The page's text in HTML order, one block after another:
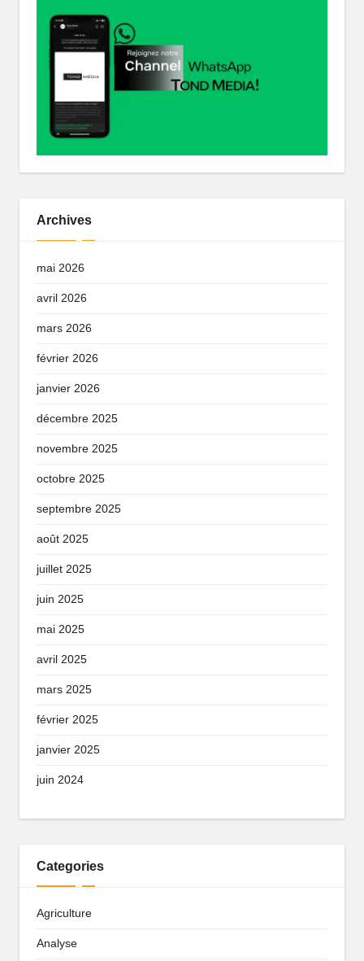
Archives
mai 2026
avril 2026
mars 2026
février 2026
janvier 2026
décembre 2025
novembre 2025
octobre 2025
septembre 2025
août 2025
juillet 2025
juin 2025
mai 2025
avril 2025
mars 2025
février 2025
janvier 2025
juin 2024
Categories
Agriculture
Analyse